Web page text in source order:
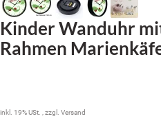
Kinder Wanduhr
Rahmen
inkl. 19% USt. , zzgl. Versand